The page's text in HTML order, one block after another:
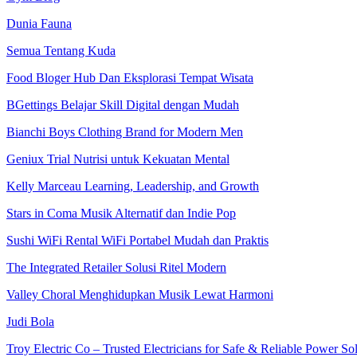
Dunia Fauna
Semua Tentang Kuda
Food Bloger Hub Dan Eksplorasi Tempat Wisata
BGettings Belajar Skill Digital dengan Mudah
Bianchi Boys Clothing Brand for Modern Men
Geniux Trial Nutrisi untuk Kekuatan Mental
Kelly Marceau Learning, Leadership, and Growth
Stars in Coma Musik Alternatif dan Indie Pop
Sushi WiFi Rental WiFi Portabel Mudah dan Praktis
The Integrated Retailer Solusi Ritel Modern
Valley Choral Menghidupkan Musik Lewat Harmoni
Judi Bola
Troy Electric Co – Trusted Electricians for Safe & Reliable Power